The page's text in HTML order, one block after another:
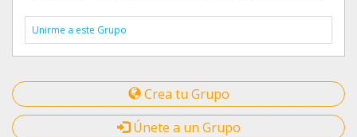
Unirme a este Grupo
Crea tu Grupo
Únete a un Grupo